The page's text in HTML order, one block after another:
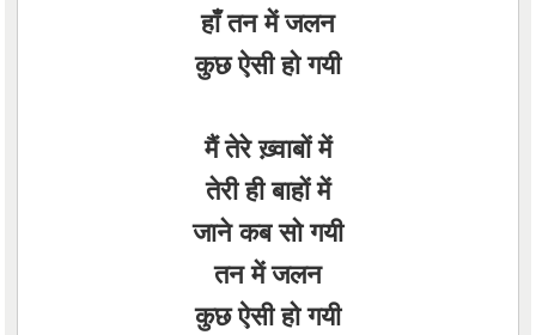
हाँ तन में जलन
कुछ ऐसी हो गयी
मैं तेरे ख़्वाबों में
तेरी ही बाहों में
जाने कब सो गयी
तन में जलन
कुछ ऐसी हो गयी